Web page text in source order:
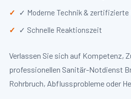
✓ Moderne Technik &
✓ Schnelle Reaktionszeit
Verlassen Sie sich auf Kompetenz,
professionellen Sanitär-Notdienst
Rohrbruch, Abflussprobleme oder